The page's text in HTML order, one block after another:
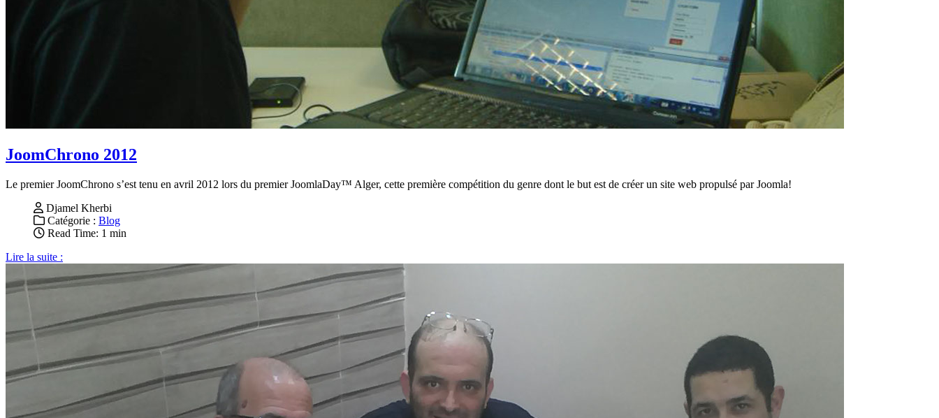
JoomChrono 2012
Le premier JoomChrono s’est tenu en avril 2012 lors du premier JoomlaDay™ Alger, cette première compétition du genre dont le but est de créer un site web propulsé par Joomla!
Djamel Kherbi
Catégorie : Blog
Read Time: 1 min
Lire la suite :